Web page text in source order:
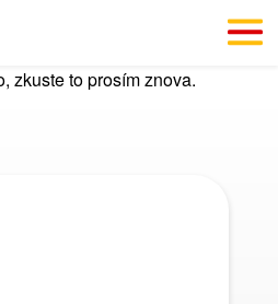
"z kuchyně"
zkuste to prosím znova.